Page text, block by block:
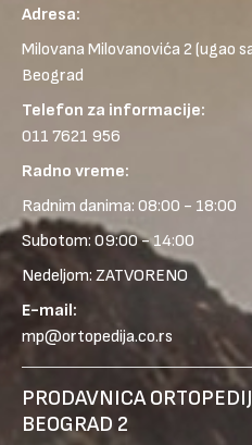
Adresa:
Milovana Milovanovića 2 (ugao
Beograd
Telefon za informacije:
011 7621 956
Radno vreme:
Radnim danima: 08:00 - 18:00
Subotom: 09:00 - 14:00
Nedeljom: ZATVORENO
E-mail:
mp@ortopedija.co.rs
PRODAVNICA
BEOGRAD 2